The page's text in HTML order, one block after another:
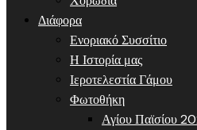
Διάφορα
Ενοριακό Συσσίτιο
Η Ιστορία μας
Ιεροτελεστία Γάμου
Φωτοθήκη
Αγίου Παϊσίου